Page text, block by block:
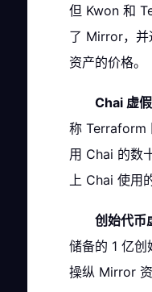
但 Kwon 和
了 Mirror，并
资产的价格。
Chai 虚假
称 Terraform
用 Chai 的数
上 Chai 使用
创始代币
储备的 1 亿
操纵 Mirror 资